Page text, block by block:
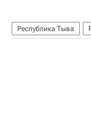
Республика Тыва